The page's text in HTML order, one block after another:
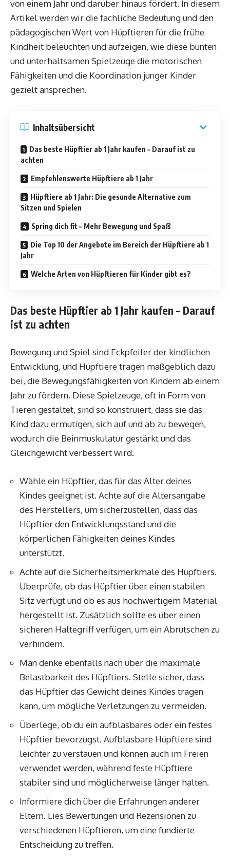
von einem Jahr und darüber hinaus fördert. In diesem
Artikel werden wir die fachliche Bedeutung und den
pädagogischen Wert von Hüpftieren für die frühe
Kindheit beleuchten und aufzeigen, wie diese bunten
und unterhaltsamen Spielzeuge die motorischen
Fähigkeiten und die Koordination junger Kinder
gezielt ansprechen.
Inhaltsübersicht
Das beste Hüpftier ab 1 Jahr kaufen – Darauf ist zu
achten
Empfehlenswerte Hüpftiere ab 1 Jahr
Hüpftiere ab 1 Jahr: Die gesunde Alternative zum
Sitzen und Spielen
Spring dich fit – Mehr Bewegung und Spaß
Die Top 10 der Angebote im Bereich der Hüpftiere ab 1
Jahr
Welche Arten von Hüpftieren für Kinder gibt es?
Das beste Hüpftier ab 1 Jahr kaufen – Darauf
ist zu achten
Bewegung und Spiel sind Eckpfeiler der kindlichen
Entwicklung, und Hüpftiere tragen maßgeblich dazu
bei, die Bewegungsfähigkeiten von Kindern ab einem
Jahr zu fördern. Diese Spielzeuge, oft in Form von
Tieren gestaltet, sind so konstruiert, dass sie das
Kind dazu ermutigen, sich auf und ab zu bewegen,
wodurch die Beinmuskulatur gestärkt und das
Gleichgewicht verbessert wird.
Wähle ein Hüpftier, das für das Alter deines
Kindes geeignet ist. Achte auf die Altersangabe
des Herstellers, um sicherzustellen, dass das
Hüpftier den Entwicklungsstand und die
körperlichen Fähigkeiten deines Kindes
unterstützt.
Achte auf die Sicherheitsmerkmale des Hüpftiers.
Überprüfe, ob das Hüpftier über einen stabilen
Sitz verfügt und ob es aus hochwertigem Material
hergestellt ist. Zusätzlich sollte es über einen
sicheren Haltegriff verfügen, um ein Abrutschen zu
verhindern.
Man denke ebenfalls nach über die maximale
Belastbarkeit des Hüpftiers. Stelle sicher, dass
das Hüpftier das Gewicht deines Kindes tragen
kann, um mögliche Verletzungen zu vermeiden.
Überlege, ob du ein aufblasbares oder ein festes
Hüpftier bevorzugst. Aufblasbare Hüpftiere sind
leichter zu verstauen und können auch im Freien
verwendet werden, während feste Hüpftiere
stabiler sind und möglicherweise länger halten.
Informiere dich über die Erfahrungen anderer
Eltern. Lies Bewertungen und Rezensionen zu
verschiedenen Hüpftieren, um eine fundierte
Entscheidung zu treffen.